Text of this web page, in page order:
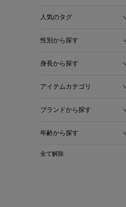
人気のタグ
性別から探す
身長から探す
アイテムカテゴリ
ブランドから探す
年齢から探す
全て解除